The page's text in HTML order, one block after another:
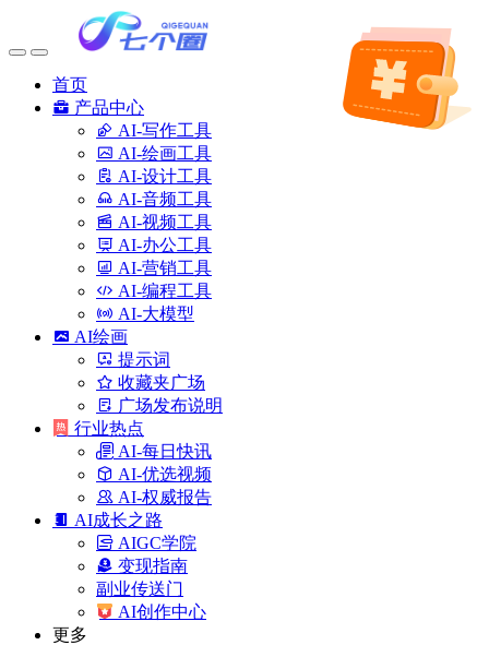
首页
产品中心
AI-写作工具
AI-绘画工具
AI-设计工具
AI-音频工具
AI-视频工具
AI-办公工具
AI-营销工具
AI-编程工具
AI-大模型
AI绘画
提示词
收藏夹广场
广场发布说明
行业热点
AI-每日快讯
AI-优选视频
AI-权威报告
AI成长之路
AIGC学院
变现指南
副业传送门
AI创作中心
更多